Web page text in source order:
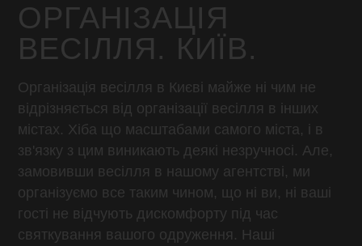
ОРГАНІЗАЦІЯ
ВЕСІЛЛЯ. КИЇВ.
Організація весілля в Києві майже ні чим не
відрізняється від організації весілля в інших
містах. Хіба що масштабами самого міста, і в
зв'язку з цим виникають деякі незручносі. Але,
замовивши весілля в нашому агентстві, ми
організуємо все таким чином, що ні ви, ні ваші
гості не відчують дискомфорту під час
святкування вашого одруження. Наші